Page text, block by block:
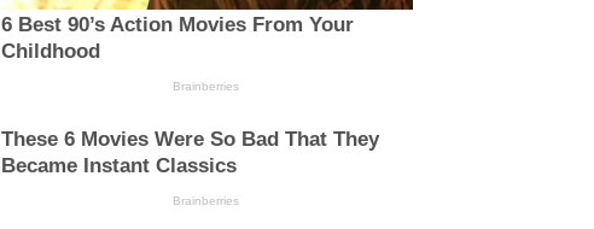
6 Best 90’s Action Movies From Your
Childhood
Brainberries
These 6 Movies Were So Bad That They
Became Instant Classics
Brainberries